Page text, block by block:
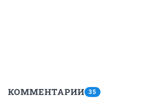
КОММЕНТАРИИ 35